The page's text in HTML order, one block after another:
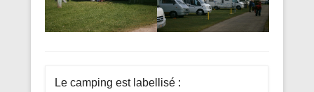
Le camping est labellisé :